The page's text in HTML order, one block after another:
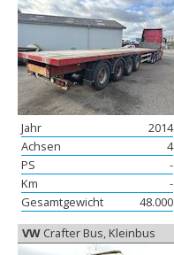
Jahr
2014
Achsen
4
PS
-
Km
-
Gesamtgewicht
48.000
VW Crafter Bus, Kleinbus